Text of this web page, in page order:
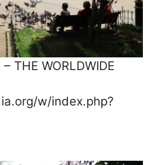
THE WORLDWIDE
w/index.php?